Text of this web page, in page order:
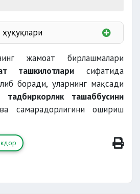
қилиш
меҳнат шартномаларини
талаб қилиш
жамоат
жамоат бирлашмалари
ташкилотлари сифатида
боради, уларнинг мақсади
тадбиркорлик ташаббусини
самарадорлигини ошириш